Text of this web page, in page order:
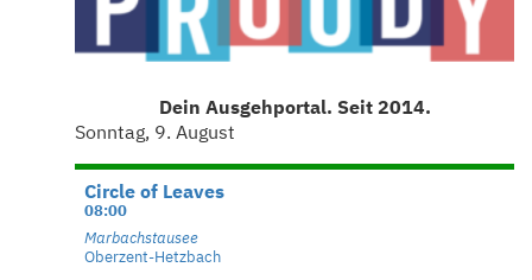
Dein Ausgehportal. Seit 2014.
Sonntag, 9. August
Circle of Leaves
08:00
Marbachstausee
Oberzent-Hetzbach